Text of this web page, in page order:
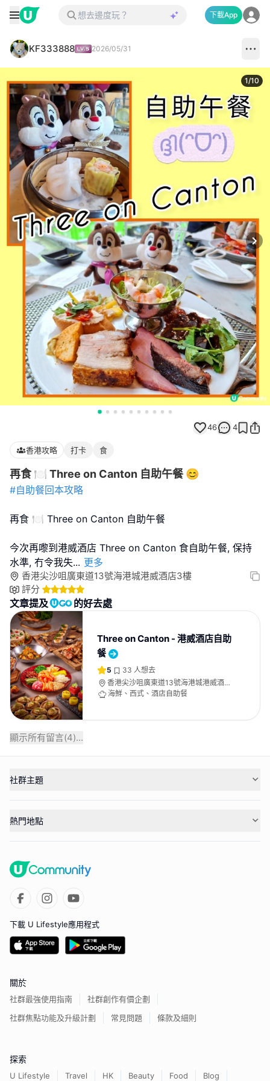
下載App
KF333888 2026/05/31
1/10
46 4
香港攻略 打卡 食
再食 🍽 Three on Canton 自助午餐 😊
#自助餐回本攻略
再食 🍽 Three on Canton 自助午餐
今次再嚟到港威酒店 Three on Canton 食自助午餐, 保持
水準, 冇令我失... 更多
香港尖沙咀廣東道13號海港城港威酒店3樓
評分
文章提及 的好去處
Three on Canton - 港威酒店自助
餐
5 33 人想去
香港尖沙咀廣東道13號海港城港威酒店
3樓
海鮮、西式、酒店自助餐
顯示所有留言(4)...
社群主題
熱門地點
下載 U Lifestyle應用程式
關於
社群最強使用指南
社群創作有價企劃
社群焦點功能及升級計劃
常見問題 條款及細則
探索
U Lifestyle Travel HK Beauty Food Blog